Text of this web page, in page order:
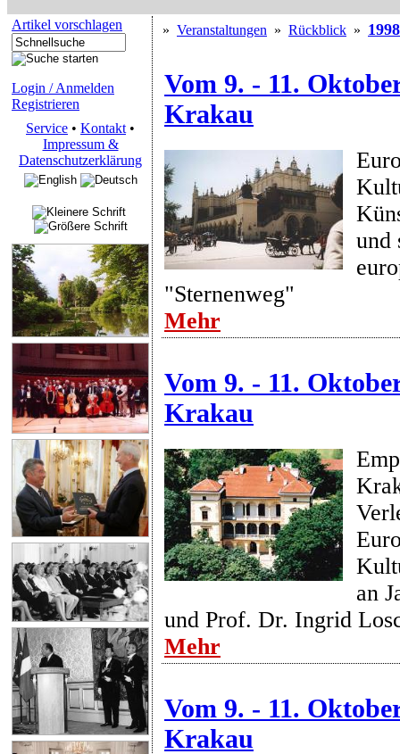
Artikel vorschlagen
Login / Anmelden
Registrieren
Service • Kontakt •
Impressum &
Datenschutzerklärung
» Veranstaltungen » Rückblick » 1998
Vom 9. - 11.
Krakau
und
"Sternenweg"
Mehr
Vom 9. - 11.
Krakau
an
und Prof. Dr. Ingrid
Mehr
Vom 9. - 11.
Krakau